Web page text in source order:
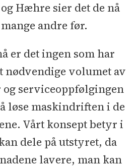
Hæhre sier det de nå
andre før.
er det ingen som har
volumet av
serviceoppfølgingen
løse maskindriften i de
Vårt konsept betyr i
dele på utstyret, da
lavere, man kan